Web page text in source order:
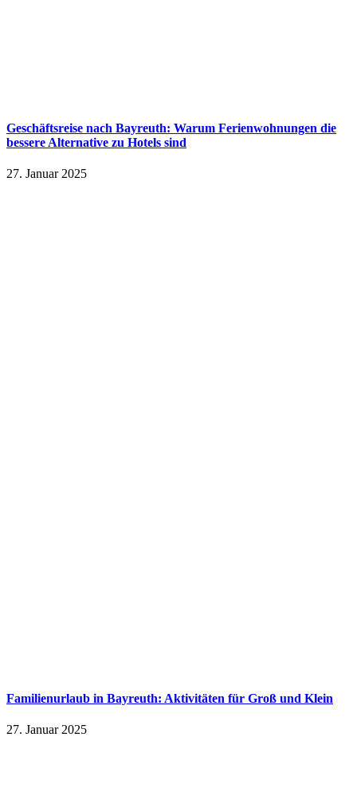
Geschäftsreise nach Bayreuth: Warum Ferienwohnungen die
bessere Alternative zu Hotels sind
27. Januar 2025
Familienurlaub in Bayreuth: Aktivitäten für Groß und Klein
27. Januar 2025